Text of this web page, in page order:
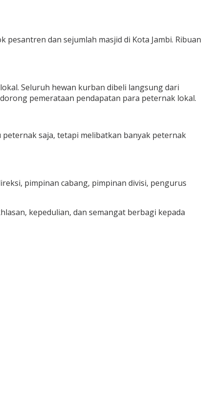
dan sejumlah masjid di Kota Jambi. Ribuan
Seluruh hewan kurban dibeli langsung dari
pemerataan pendapatan para peternak lokal.
saja, tetapi melibatkan banyak peternak
pimpinan cabang, pimpinan divisi, pengurus
kepedulian, dan semangat berbagi kepada